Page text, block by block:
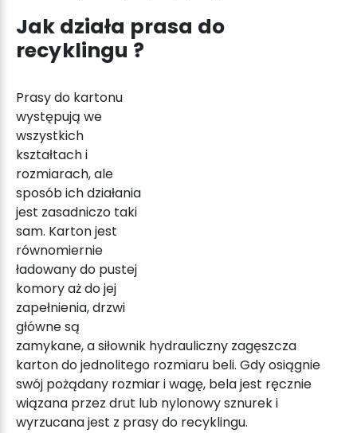
Jak działa prasa do
recyklingu ?
Prasy do kartonu
występują we
wszystkich
kształtach i
rozmiarach, ale
sposób ich działania
jest zasadniczo taki
sam. Karton jest
równomiernie
ładowany do pustej
komory aż do jej
zapełnienia, drzwi
główne są
zamykane, a siłownik hydrauliczny zagęszcza
karton do jednolitego rozmiaru beli. Gdy osiągnie
swój pożądany rozmiar i wagę, bela jest ręcznie
wiązana przez drut lub nylonowy sznurek i
wyrzucana jest z prasy do recyklingu.